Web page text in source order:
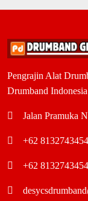
Pengrajin Alat
Drumband Indonesia
Jalan Pramuka
+62
+62